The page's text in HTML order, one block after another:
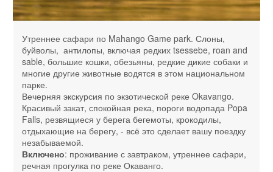
Утреннее сафари по Mahango Game park. Слоны,
буйволы, антилопы, включая редких tsessebe, roan and
sable, большие кошки, обезьяны, редкие дикие собаки и
многие другие животные водятся в этом национальном
парке.
Вечерняя экскурсия по экзотической реке Okavango.
Красивый закат, спокойная река, пороги водопада Popa
Falls, резвящиеся у берега бегемоты, крокодилы,
отдыхающие на берегу, - всё это сделает вашу поездку
незабываемой.
Включено: проживание с завтраком, утреннее сафари,
речная прогулка по реке Окаванго.